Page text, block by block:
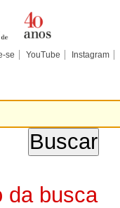
se YouTube Instagram
da busca